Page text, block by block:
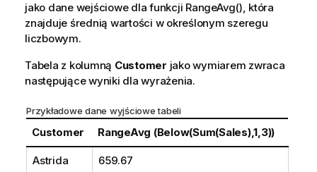
jako dane wejściowe dla funkcji RangeAvg(), która
znajduje średnią wartości w określonym szeregu
liczbowym.
Tabela z kolumną Customer jako wymiarem zwraca
następujące wyniki dla wyrażenia.
Przykładowe dane wyjściowe tabeli
Customer RangeAvg (Below(Sum(Sales),1,3))
Astrida 659.67